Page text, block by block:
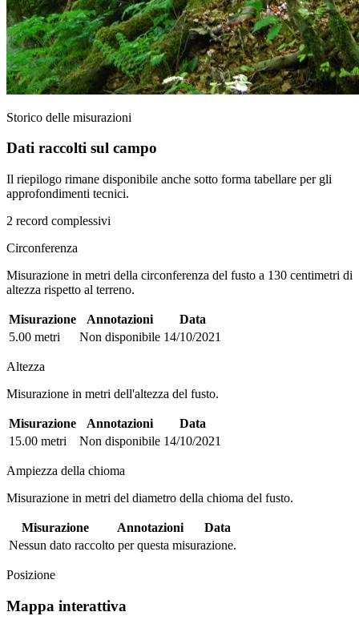
Storico delle misurazioni
Dati raccolti sul campo
Il riepilogo rimane disponibile anche sotto forma tabellare per gli
approfondimenti tecnici.
2 record complessivi
Circonferenza
Misurazione in metri della circonferenza del fusto a 130 centimetri di
altezza rispetto al terreno.
Misurazione Annotazioni
Data
5.00 metri
Non disponibile 14/10/2021
Altezza
Misurazione in metri dell'altezza del fusto.
Misurazione Annotazioni
Data
15.00 metri
Non disponibile 14/10/2021
Ampiezza della chioma
Misurazione in metri del diametro della chioma del fusto.
Misurazione Annotazioni
Data
Nessun dato raccolto per questa misurazione.
Posizione
Mappa interattiva